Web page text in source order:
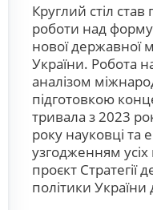
Круглий стіл став
роботи над
нової державної
України. Робота
аналізом
підготовкою
тривала з 2023
року науковці
узгодженням усіх
проєкт Стратегії
політики